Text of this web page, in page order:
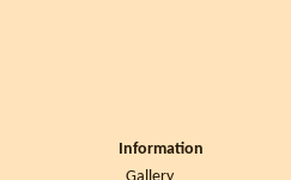
Information